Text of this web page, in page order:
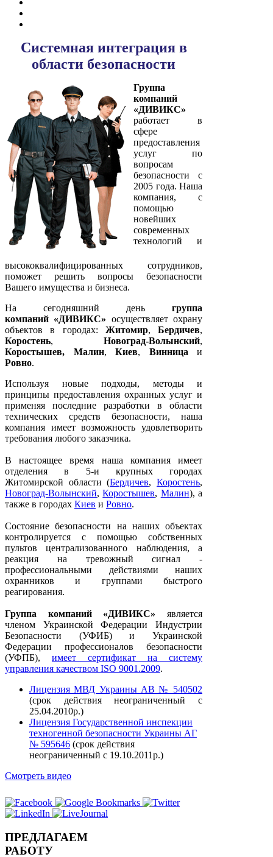
Системная интеграция в
области безопасности
Группа
компаний
«ДИВИКС»
работает в
сфере
предоставления
услуг по
вопросам
безопасности с
2005 года. Наша
компания, с
помощью
новейших
современных
технологий и
высококвалифицированных сотрудников,
поможет решить вопросы безопасности
Вашего имущества и бизнеса.
На сегодняшний день группа
компаний «ДИВИКС» осуществляет охрану
объектов в городах: Житомир, Бердичев,
Коростень, Новоград-Волынский,
Коростышев, Малин, Киев, Винница и
Ровно.
Используя новые подходы, методы и
принципы предоставления охранных услуг и
применяя последние разработки в области
технических средств безопасности, наша
компания имеет возможность удовлетворить
требования любого заказчика.
В настоящее время наша компания имеет
отделения в 5-и крупных городах
Житомирской области (Бердичев,Коростень,
Новоград-Волынский,Коростышев, Малин), а
также в городах Киев и Ровно.
Состояние безопасности на наших объектах
контролируется с помощью собственных
пультов централизованного наблюдения, а
реакция на тревожный сигнал -
профессиональными действиями наших
охранников и группами быстрого
реагирования.
Группа компаний «ДИВИКС» является
членом Украинской Федерации Индустрии
Безопасности (УФИБ) и Украинской
Федерации профессионалов безопасности
(УФПБ), имеет сертификат на систему
управления качеством ISO 9001.2009.
Лицензия МВД Украины АВ № 540502
(срок действия неограниченный с
25.04.2010р.)
Лицензия Государственной инспекции
техногенной безопасности Украины АГ
№ 595646 (срок действия
неограниченный с 19.10.2011р.)
Смотреть видео
ПРЕДЛАГАЕМ
РАБОТУ